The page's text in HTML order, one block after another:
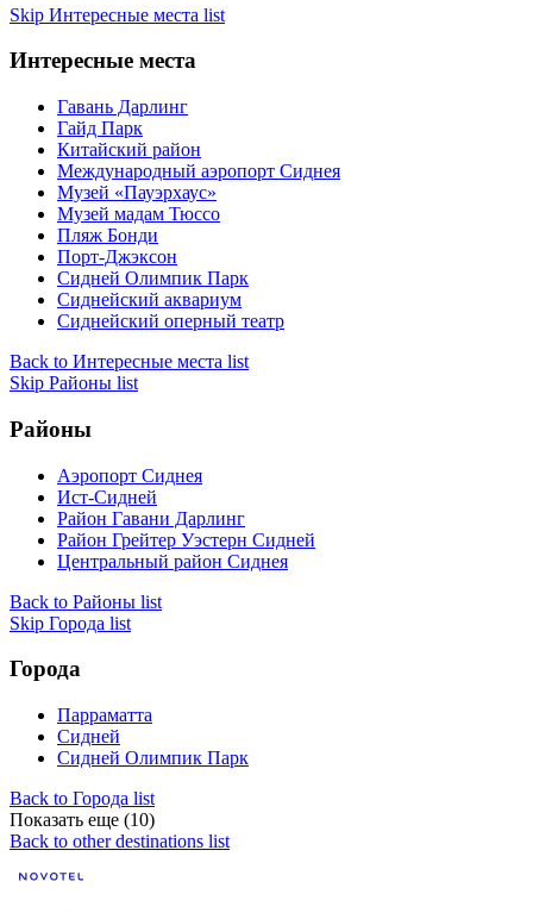
Skip Интересные места list
Интересные места
Гавань Дарлинг
Гайд Парк
Китайский район
Международный аэропорт Сиднея
Музей «Пауэрхаус»
Музей мадам Тюссо
Пляж Бонди
Порт-Джэксон
Сидней Олимпик Парк
Сиднейский аквариум
Сиднейский оперный театр
Back to Интересные места list
Skip Районы list
Районы
Аэропорт Сиднея
Ист-Сидней
Район Гавани Дарлинг
Район Грейтер Уэстерн Сидней
Центральный район Сиднея
Back to Районы list
Skip Города list
Города
Парраматта
Сидней
Сидней Олимпик Парк
Back to Города list
Показать еще (10)
Back to other destinations list